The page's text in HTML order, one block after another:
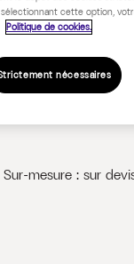
mesure : sur
cette option,
Politique de cookies.
nécessaires